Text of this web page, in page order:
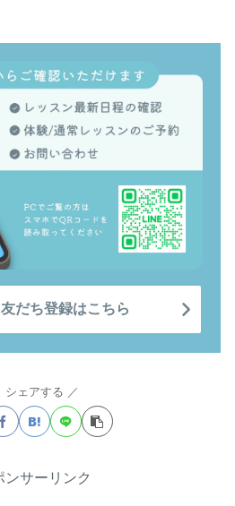
だち登録はこちら
シェアする
ンサーリンク